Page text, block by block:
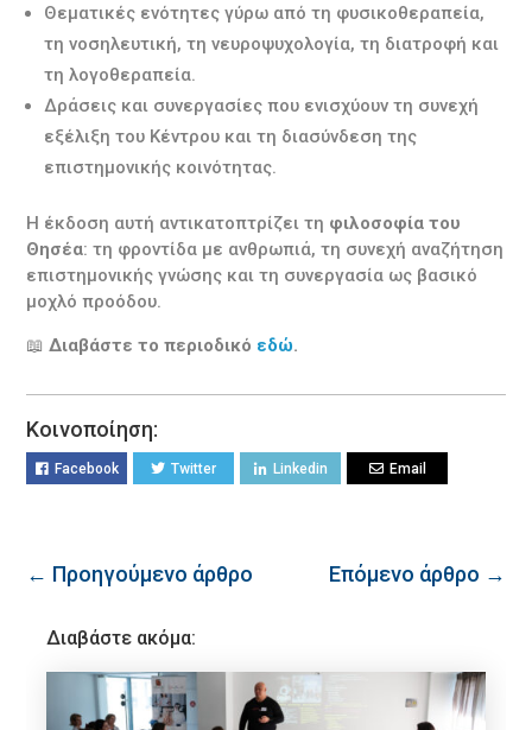
Θεματικές ενότητες γύρω από τη φυσικοθεραπεία,
τη νοσηλευτική, τη νευροψυχολογία, τη διατροφή και
τη λογοθεραπεία.
Δράσεις και συνεργασίες που ενισχύουν τη συνεχή
εξέλιξη του Κέντρου και τη διασύνδεση της
επιστημονικής κοινότητας.
Η έκδοση αυτή αντικατοπτρίζει τη φιλοσοφία του
Θησέα: τη φροντίδα με ανθρωπιά, τη συνεχή αναζήτηση
επιστημονικής γνώσης και τη συνεργασία ως βασικό
μοχλό προόδου.
📖Διαβάστε το περιοδικό εδώ.
Κοινοποίηση:
Facebook Twitter Linkedin Email
← Προηγούμενο άρθρο Επόμενο άρθρο →
Διαβάστε ακόμα: